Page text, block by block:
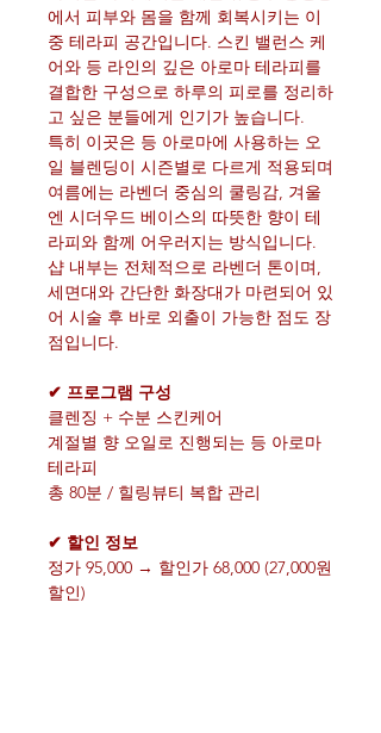
에서 피부와 몸을 함께 회복시키는 이
중 테라피 공간입니다. 스킨 밸런스 케
어와 등 라인의 깊은 아로마 테라피를
결합한 구성으로 하루의 피로를 정리하
고 싶은 분들에게 인기가 높습니다.
특히 이곳은 등 아로마에 사용하는 오
일 블렌딩이 시즌별로 다르게 적용되며
여름에는 라벤더 중심의 쿨링감, 겨울
엔 시더우드 베이스의 따뜻한 향이 테
라피와 함께 어우러지는 방식입니다.
샵 내부는 전체적으로 라벤더 톤이며,
세면대와 간단한 화장대가 마련되어 있
어 시술 후 바로 외출이 가능한 점도 장
점입니다.
✔ 프로그램 구성
클렌징 + 수분 스킨케어
계절별 향 오일로 진행되는 등 아로마
테라피
총 80분 / 힐링뷰티 복합 관리
✔ 할인 정보
정가 95,000 → 할인가 68,000 (27,000원
할인)